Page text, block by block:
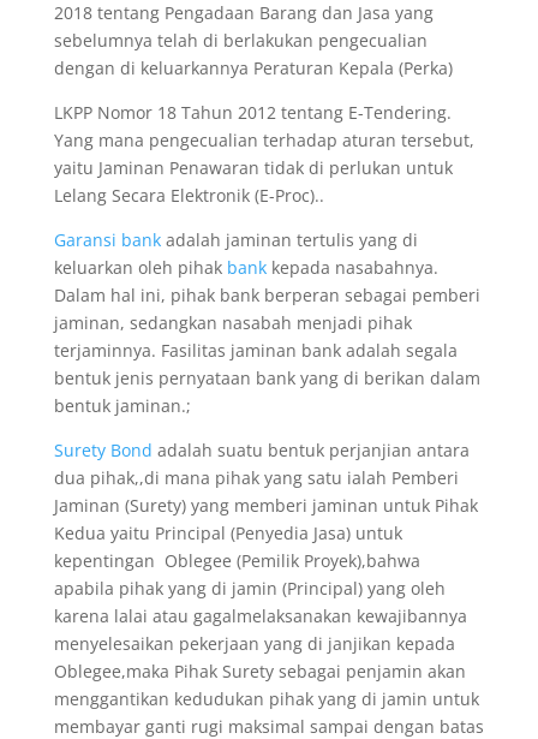
2018 tentang Pengadaan Barang dan Jasa yang
sebelumnya telah di berlakukan pengecualian
dengan di keluarkannya Peraturan Kepala (Perka)
LKPP Nomor 18 Tahun 2012 tentang E-Tendering.
Yang mana pengecualian terhadap aturan tersebut,
yaitu Jaminan Penawaran tidak di perlukan untuk
Lelang Secara Elektronik (E-Proc)..
Garansi bankadalah jaminan tertulis yang di
keluarkan oleh pihak bankkepada nasabahnya.
Dalam hal ini, pihak bank berperan sebagai pemberi
jaminan, sedangkan nasabah menjadi pihak
terjaminnya. Fasilitas jaminan bank adalah segala
bentuk jenis pernyataan bank yang di berikan dalam
bentuk jaminan.;
Surety Bond adalah suatu bentuk perjanjian antara
dua pihak,,di mana pihak yang satu ialah Pemberi
Jaminan (Surety) yang memberi jaminan untuk Pihak
Kedua yaitu Principal (Penyedia Jasa) untuk
kepentingan Oblegee (Pemilik Proyek),bahwa
apabila pihak yang di jamin (Principal) yang oleh
karena lalai atau gagalmelaksanakan kewajibannya
menyelesaikan pekerjaan yang di janjikan kepada
Oblegee,maka Pihak Surety sebagai penjamin akan
menggantikan kedudukan pihak yang di jamin untuk
membayar ganti rugi maksimal sampai dengan batas